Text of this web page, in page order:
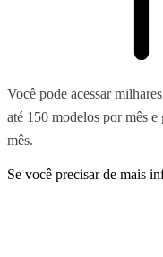
Você pode acessar
até 150 modelos por mês
mês.
Se você precisar de mais